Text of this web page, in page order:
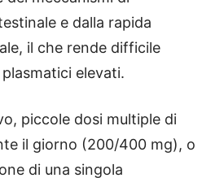
e dalla rapida
il che rende difficile
elevati.
piccole dosi multiple di
il giorno (200/400 mg), o
di una singola